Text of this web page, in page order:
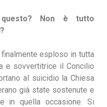
Non è tutto
esploso in tutta
e sovvertitrice il Concilio
al suicidio la Chiesa
già state sostenute e
in quella occasione. Si